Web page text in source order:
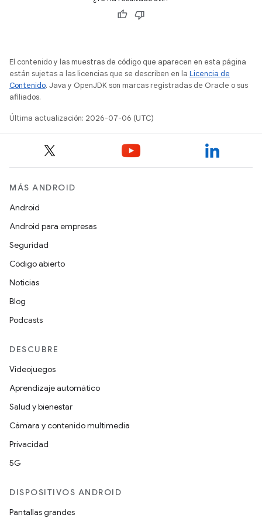
El contenido y las muestras de código que aparecen en esta página
están sujetas a las licencias que se describen en la Licencia de
Contenido. Java y OpenJDK son marcas registradas de Oracle o sus
afiliados.
Última actualización: 2026-07-06 (UTC)
MÁS ANDROID
Android
Android para empresas
Seguridad
Código abierto
Noticias
Blog
Podcasts
DESCUBRE
Videojuegos
Aprendizaje automático
Salud y bienestar
Cámara y contenido multimedia
Privacidad
5G
DISPOSITIVOS ANDROID
Pantallas grandes